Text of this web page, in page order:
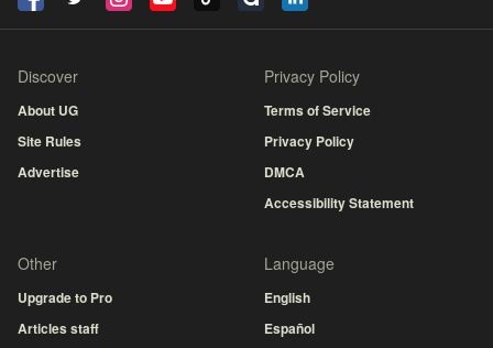
Discover
About UG
Site Rules
Advertise
Privacy Policy
Terms of Service
Privacy Policy
DMCA
Accessibility Statement
Other
Upgrade to Pro
Articles staff
Language
English
Español